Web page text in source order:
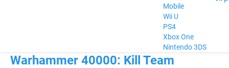
Mobile
Wii U
PS4
Xbox One
Nintendo 3DS
Warhammer 40000: Kill Team